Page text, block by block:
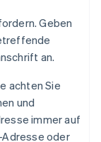
Geben
an.
achten Sie
und
immer auf
Adresse oder